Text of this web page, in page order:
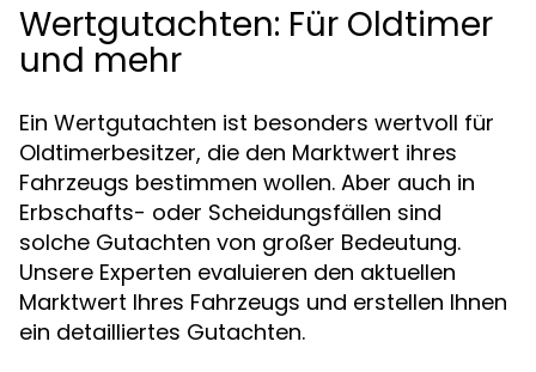
Wertgutachten: Für Oldtimer
und mehr
Ein Wertgutachten ist besonders wertvoll für
Oldtimerbesitzer, die den Marktwert ihres
Fahrzeugs bestimmen wollen. Aber auch in
Erbschafts- oder Scheidungsfällen sind
solche Gutachten von großer Bedeutung.
Unsere Experten evaluieren den aktuellen
Marktwert Ihres Fahrzeugs und erstellen Ihnen
ein detailliertes Gutachten.